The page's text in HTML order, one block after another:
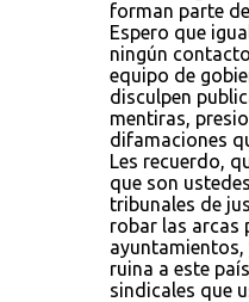
forman parte
Espero que
ningún
equipo de
disculpen
mentiras,
difamaciones
Les recuerdo,
que son
tribunales de
robar las arcas
ruina a este
sindicales que